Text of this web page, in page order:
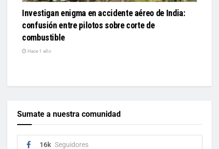
Investigan enigma en accidente aéreo de India:
confusión entre pilotos sobre corte de
combustible
Hace 1 año
Sumate a nuestra comunidad
16k Seguidores